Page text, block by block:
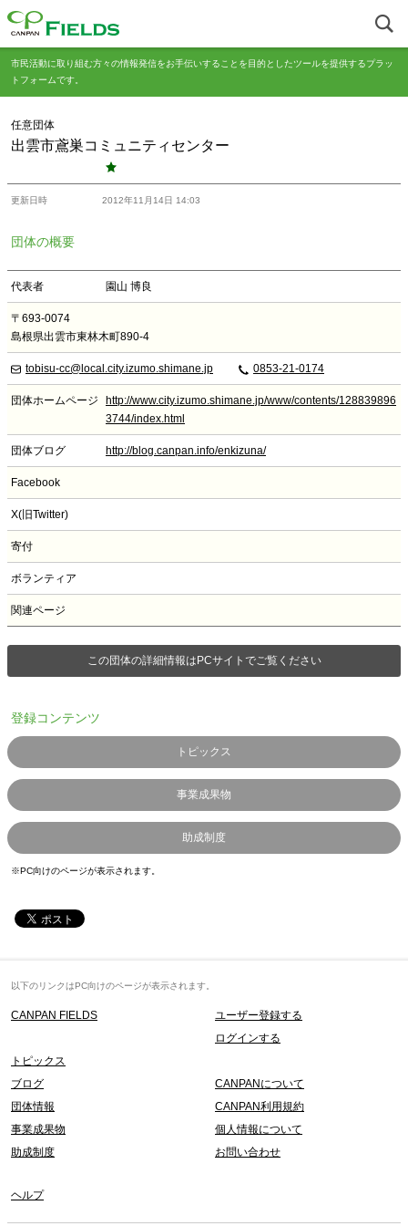
市民活動に取り組む方々の情報発信をお手伝いすることを目的としたツールを提供するプラッ
トフォームです。
任意団体
出雲市鳶巣コミュニティセンター
更新日時 2012年11月14日 14:03
団体の概要
代表者 園山 博良
〒693-0074
島根県出雲市東林木町890-4
tobisu-cc@local.city.izumo.shimane.jp 0853-21-0174
団体ホームページ
http://www.city.izumo.shimane.jp/www/contents/128839896
3744/index.html
団体ブログ http://blog.canpan.info/enkizuna/
Facebook
X(旧Twitter)
寄付
ボランティア
関連ページ
この団体の詳細情報はPCサイトでご覧ください
登録コンテンツ
トピックス
事業成果物
助成制度
※PC向けのページが表示されます。
以下のリンクはPC向けのページが表示されます。
CANPAN FIELDS
ユーザー登録する
ログインする
トピックス
ブログ
団体情報
事業成果物
助成制度
CANPANについて
CANPAN利用規約
個人情報について
お問い合わせ
ヘルプ